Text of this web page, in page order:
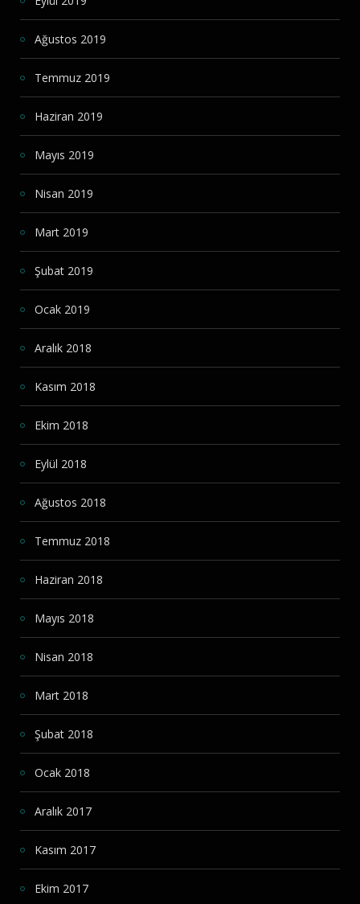
Ağustos 2019
Temmuz 2019
Haziran 2019
Mayıs 2019
Nisan 2019
Mart 2019
Şubat 2019
Ocak 2019
Aralık 2018
Kasım 2018
Ekim 2018
Eylül 2018
Ağustos 2018
Temmuz 2018
Haziran 2018
Mayıs 2018
Nisan 2018
Mart 2018
Şubat 2018
Ocak 2018
Aralık 2017
Kasım 2017
Ekim 2017